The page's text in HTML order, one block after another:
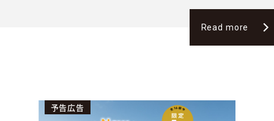
Read more
予告広告